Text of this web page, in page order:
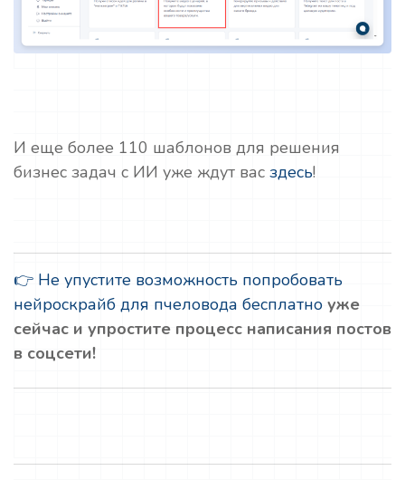
И еще более 110 шаблонов для решения
бизнес задач с ИИ уже ждут вас здесь!
👉 Не упустите возможность попробовать
нейроскрайб для пчеловода бесплатно уже
сейчас и упростите процесс написания постов
в соцсети!